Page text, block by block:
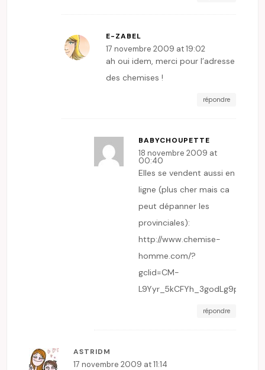
E-ZABEL
17 novembre 2009 at 19:02
ah oui idem, merci pour l’adresse
des chemises !
répondre
BABYCHOUPETTE
18 novembre 2009 at
00:40
Elles se vendent aussi en
ligne (plus cher mais ca
peut dépanner les
provinciales):
http://www.chemise-
homme.com/?
gclid=CM-
L9Yyr_5kCFYh_3godLg9pEQ
répondre
ASTRIDM
17 novembre 2009 at 11:14